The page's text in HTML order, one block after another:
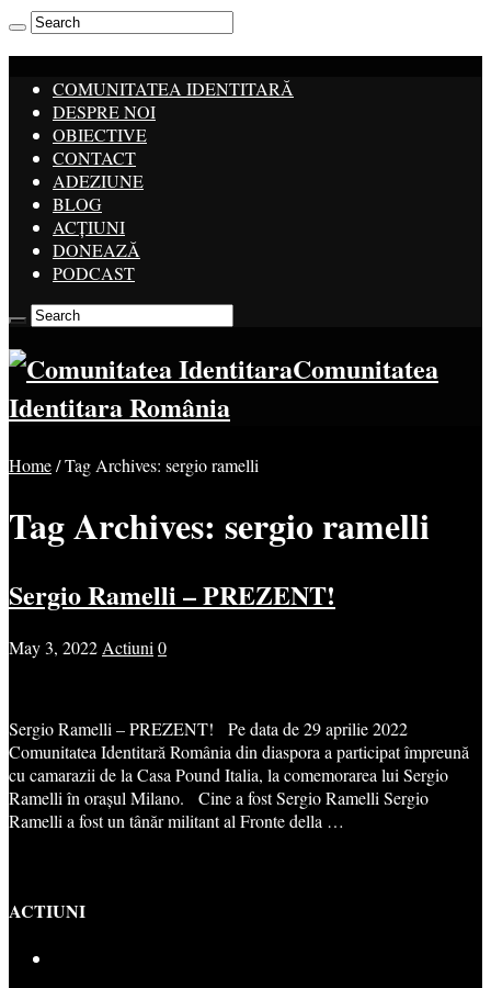
COMUNITATEA IDENTITARĂ
DESPRE NOI
OBIECTIVE
CONTACT
ADEZIUNE
BLOG
ACȚIUNI
DONEAZĂ
PODCAST
Comunitatea
Identitara România
Home/Tag Archives: sergio ramelli
Tag Archives: sergio ramelli
Sergio Ramelli – PREZENT!
May 3, 2022 Actiuni 0
Sergio Ramelli – PREZENT! Pe data de 29 aprilie 2022
Comunitatea Identitară România din diaspora a participat împreună
cu camarazii de la Casa Pound Italia, la comemorarea lui Sergio
Ramelli în orașul Milano. Cine a fost Sergio Ramelli Sergio
Ramelli a fost un tânăr militant al Fronte della …
ACTIUNI